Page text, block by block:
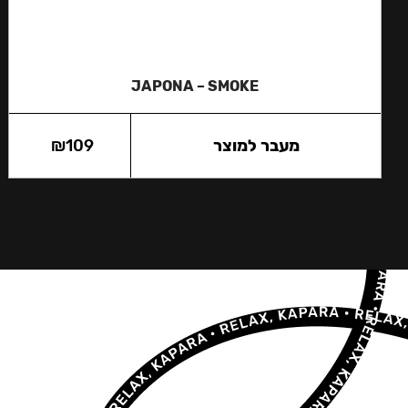
JAPONA – SMOKE
₪109 מעבר למוצר